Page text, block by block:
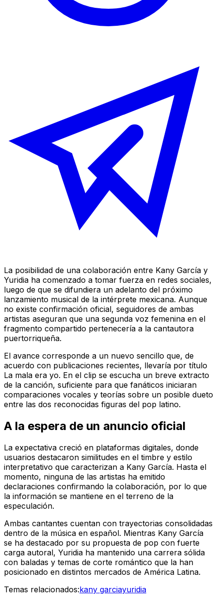
La posibilidad de una colaboración entre Kany García y
Yuridia ha comenzado a tomar fuerza en redes sociales,
luego de que se difundiera un adelanto del próximo
lanzamiento musical de la intérprete mexicana. Aunque
no existe confirmación oficial, seguidores de ambas
artistas aseguran que una segunda voz femenina en el
fragmento compartido pertenecería a la cantautora
puertorriqueña.
El avance corresponde a un nuevo sencillo que, de
acuerdo con publicaciones recientes, llevaría por título
La mala era yo. En el clip se escucha un breve extracto
de la canción, suficiente para que fanáticos iniciaran
comparaciones vocales y teorías sobre un posible dueto
entre las dos reconocidas figuras del pop latino.
A la espera de un anuncio oficial
La expectativa creció en plataformas digitales, donde
usuarios destacaron similitudes en el timbre y estilo
interpretativo que caracterizan a Kany García. Hasta el
momento, ninguna de las artistas ha emitido
declaraciones confirmando la colaboración, por lo que
la información se mantiene en el terreno de la
especulación.
Ambas cantantes cuentan con trayectorias consolidadas
dentro de la música en español. Mientras Kany García
se ha destacado por su propuesta de pop con fuerte
carga autoral, Yuridia ha mantenido una carrera sólida
con baladas y temas de corte romántico que la han
posicionado en distintos mercados de América Latina.
Temas relacionados:kany garciayuridia